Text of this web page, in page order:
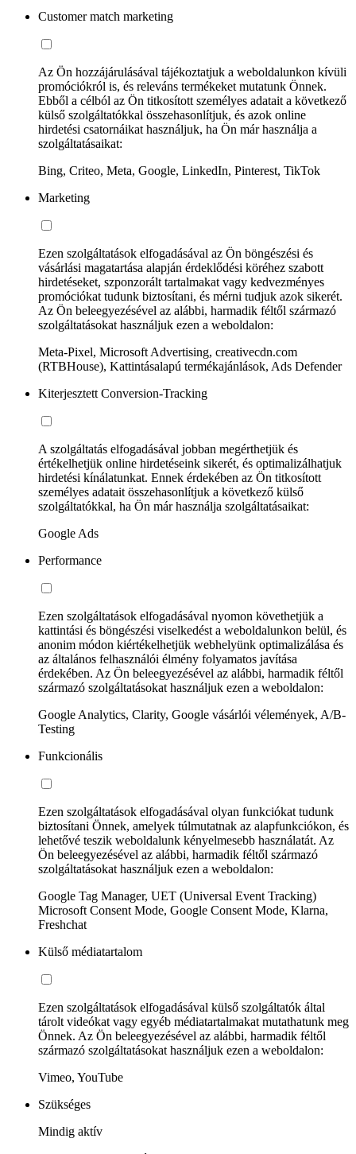
Customer match marketing
Az Ön hozzájárulásával tájékoztatjuk a weboldalunkon kívüli
promóciókról is, és releváns termékeket mutatunk Önnek.
Ebből a célból az Ön titkosított személyes adatait a következő
külső szolgáltatókkal összehasonlítjuk, és azok online
hirdetési csatornáikat használjuk, ha Ön már használja a
szolgáltatásaikat:
Bing, Criteo, Meta, Google, LinkedIn, Pinterest, TikTok
Marketing
Ezen szolgáltatások elfogadásával az Ön böngészési és
vásárlási magatartása alapján érdeklődési köréhez szabott
hirdetéseket, szponzorált tartalmakat vagy kedvezményes
promóciókat tudunk biztosítani, és mérni tudjuk azok sikerét.
Az Ön beleegyezésével az alábbi, harmadik féltől származó
szolgáltatásokat használjuk ezen a weboldalon:
Meta-Pixel, Microsoft Advertising, creativecdn.com
(RTBHouse), Kattintásalapú termékajánlások, Ads Defender
Kiterjesztett Conversion-Tracking
A szolgáltatás elfogadásával jobban megérthetjük és
értékelhetjük online hirdetéseink sikerét, és optimalizálhatjuk
hirdetési kínálatunkat. Ennek érdekében az Ön titkosított
személyes adatait összehasonlítjuk a következő külső
szolgáltatókkal, ha Ön már használja szolgáltatásaikat:
Google Ads
Performance
Ezen szolgáltatások elfogadásával nyomon követhetjük a
kattintási és böngészési viselkedést a weboldalunkon belül, és
anonim módon kiértékelhetjük webhelyünk optimalizálása és
az általános felhasználói élmény folyamatos javítása
érdekében. Az Ön beleegyezésével az alábbi, harmadik féltől
származó szolgáltatásokat használjuk ezen a weboldalon:
Google Analytics, Clarity, Google vásárlói vélemények, A/B-
Testing
Funkcionális
Ezen szolgáltatások elfogadásával olyan funkciókat tudunk
biztosítani Önnek, amelyek túlmutatnak az alapfunkciókon, és
lehetővé teszik weboldalunk kényelmesebb használatát. Az
Ön beleegyezésével az alábbi, harmadik féltől származó
szolgáltatásokat használjuk ezen a weboldalon:
Google Tag Manager, UET (Universal Event Tracking)
Microsoft Consent Mode, Google Consent Mode, Klarna,
Freshchat
Külső médiatartalom
Ezen szolgáltatások elfogadásával külső szolgáltatók által
tárolt videókat vagy egyéb médiatartalmakat mutathatunk meg
Önnek. Az Ön beleegyezésével az alábbi, harmadik féltől
származó szolgáltatásokat használjuk ezen a weboldalon:
Vimeo, YouTube
Szükséges
Mindig aktív